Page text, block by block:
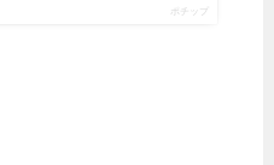
ポチップ